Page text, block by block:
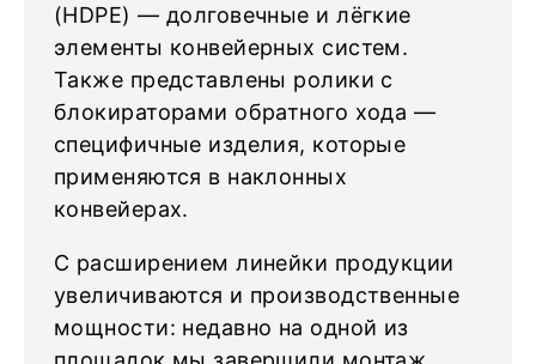
(HDPE) — долговечные и лёгкие
элементы конвейерных систем.
Также представлены ролики с
блокираторами обратного хода —
специфичные изделия, которые
применяются в наклонных
конвейерах.
С расширением линейки продукции
увеличиваются и производственные
мощности: недавно на одной из